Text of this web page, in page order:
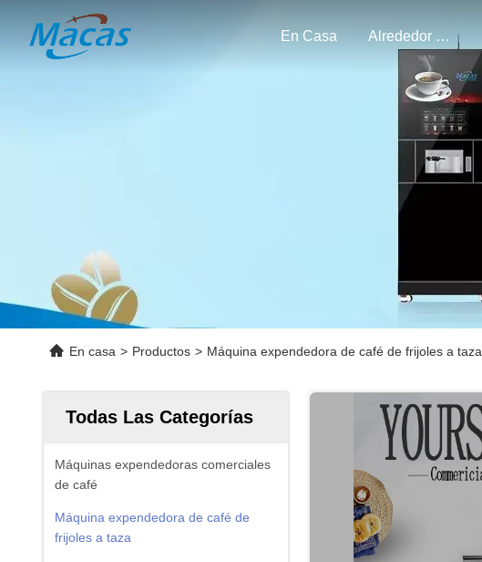
En Casa Alrededor Nosotros
En casa > Productos > Máquina expendedora de café de frijoles a taza
Todas Las Categorías
Máquinas expendedoras comerciales
de café
Máquina expendedora de café de
frijoles a taza